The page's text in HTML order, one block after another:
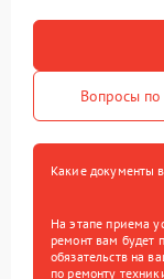
Вопросы
Какие документы
На этапе приема
ремонт вам будет
обязательств на
по ремонту